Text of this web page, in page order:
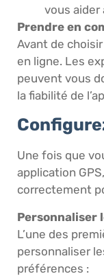
vous aider
Prendre en
Avant de
en ligne. Les
peuvent vous
la fiabilité de
Une fois que
application
correctement
Personnaliser
L’une des
personnaliser
préférences :